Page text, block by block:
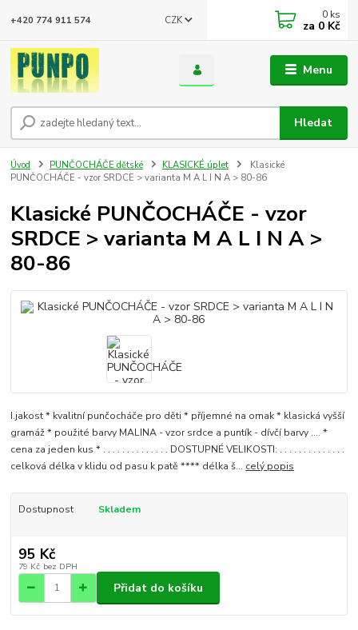
Menu
CZK
Hledat
+420 774 911 574 0 ks
za 0 Kč
Úvod PUNČOCHÁČE dětské KLASICKÉ úplet
Klasické
PUNČOCHÁČE - vzor SRDCE > varianta M A L I N A > 80-86
Klasické PUNČOCHÁČE - vzor
SRDCE > varianta M A L I N A >
80-86
I.jakost * kvalitní punčocháče pro děti * příjemné na omak * klasická vyšší
gramáž * použité barvy MALINA - vzor srdce a puntík - dívčí barvy .... *
cena za jeden kus * . . . . . . . . . . . . . . DOSTUPNÉ VELIKOSTI: . . . . . . . . . . . . . .
celková délka v klidu od pasu k patě **** délka š... celý popis
Dostupnost Skladem
95 Kč
79 Kč bez DPH
Přidat do košíku